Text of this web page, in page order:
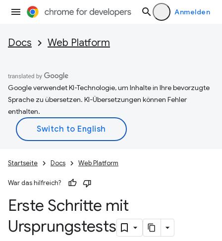
Anmelden
Docs Web Platform
Google verwendet KI-Technologie, um Inhalte in Ihre bevorzugte
Sprache zu übersetzen. KI-Übersetzungen können Fehler
enthalten.
Startseite Docs Web Platform
War das hilfreich?
Erste Schritte mit
Ursprungstests